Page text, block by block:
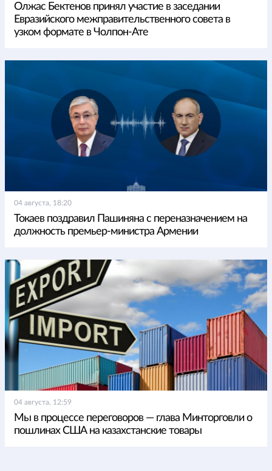
Олжас Бектенов принял участие в заседании
Евразийского межправительственного совета в
узком формате в Чолпон-Ате
04 августа, 18:20
Токаев поздравил Пашиняна с переназначением на
должность премьер-министра Армении
04 августа, 12:59
Мы в процессе переговоров — глава Минторговли о
пошлинах США на казахстанские товары